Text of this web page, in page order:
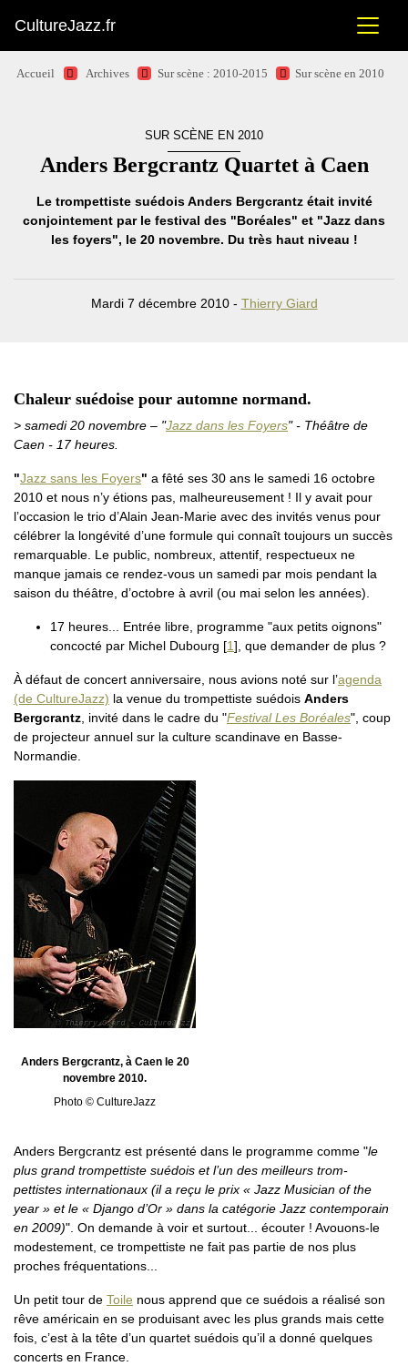
CultureJazz.fr
Accueil Archives Sur scène : 2010-2015 Sur scène en 2010
SUR SCÈNE EN 2010
Anders Bergcrantz Quartet à Caen
Le trompettiste suédois Anders Bergcrantz était invité
conjointement par le festival des "Boréales" et "Jazz dans
les foyers", le 20 novembre. Du très haut niveau !
Mardi 7 décembre 2010 - Thierry Giard
Chaleur suédoise pour automne normand.
> samedi 20 novembre – "Jazz dans les Foyers" - Théâtre de
Caen - 17 heures.
"Jazz sans les Foyers" a fêté ses 30 ans le samedi 16 octobre
2010 et nous n’y étions pas, malheureusement ! Il y avait pour
l’occasion le trio d’Alain Jean-Marie avec des invités venus pour
célébrer la longévité d’une formule qui connaît toujours un succès
remarquable. Le public, nombreux, attentif, respectueux ne
manque jamais ce rendez-vous un samedi par mois pendant la
saison du théâtre, d’octobre à avril (ou mai selon les années).
17 heures... Entrée libre, programme "aux petits oignons"
concocté par Michel Dubourg [1] , que demander de plus ?
À défaut de concert anniversaire, nous avions noté sur l’agenda
(de CultureJazz) la venue du trompettiste suédois Anders
Bergcrantz , invité dans le cadre du "Festival Les Boréales", coup
de projecteur annuel sur la culture scandinave en Basse-
Normandie.
Anders Bergcrantz, à Caen le 20
novembre 2010.
Photo © CultureJazz
Anders Bergcrantz est présenté dans le programme comme "le
plus grand trompettiste suédois et l’un des meilleurs trom-
pettistes internationaux (il a reçu le prix « Jazz Musician of the
year » et le « Django d’Or » dans la catégorie Jazz contemporain
en 2009)". On demande à voir et surtout... écouter ! Avouons-le
modestement, ce trompettiste ne fait pas partie de nos plus
proches fréquentations...
Un petit tour de Toile nous apprend que ce suédois a réalisé son
rêve américain en se produisant avec les plus grands mais cette
fois, c’est à la tête d’un quartet suédois qu’il a donné quelques
concerts en France.